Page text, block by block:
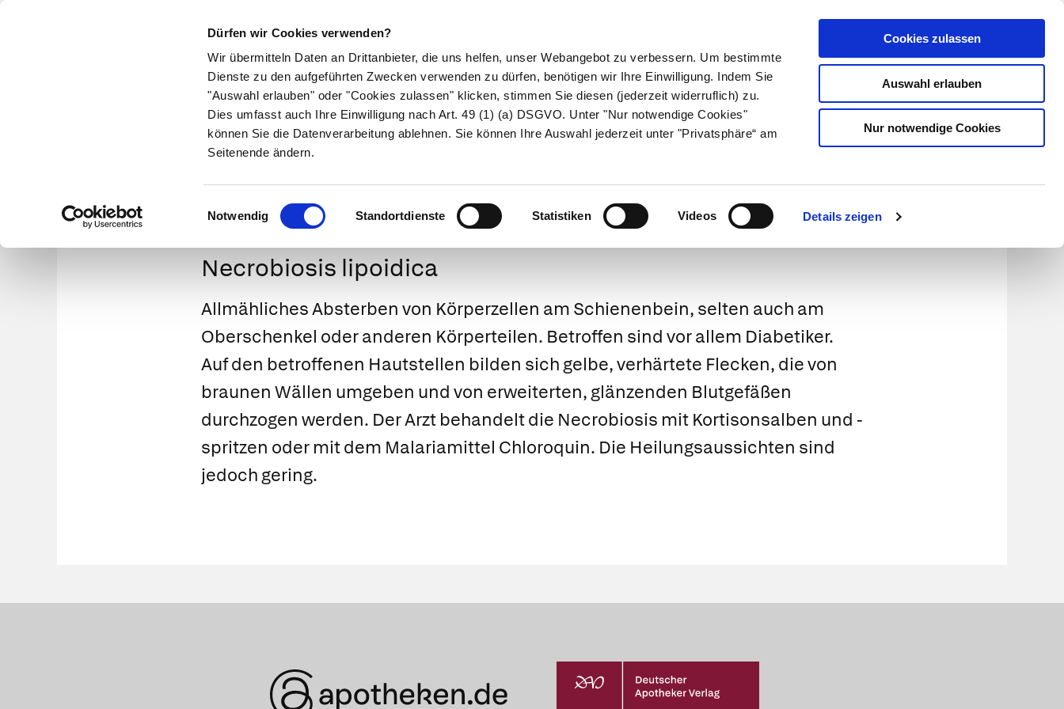
Dürfen wir Cookies verwenden?
Wir übermitteln Daten an Drittanbieter, die uns helfen, unser Webangebot zu verbessern. Um bestimmte
Dienste zu den aufgeführten Zwecken verwenden zu dürfen, benötigen wir Ihre Einwilligung. Indem Sie
"Auswahl erlauben" oder "Cookies zulassen" klicken, stimmen Sie diesen (jederzeit widerruflich) zu.
Dies umfasst auch Ihre Einwilligung nach Art. 49 (1) (a) DSGVO. Unter "Nur notwendige Cookies"
können Sie die Datenverarbeitung ablehnen. Sie können Ihre Auswahl jederzeit unter "Privatsphäre“ am
Seitenende ändern.
Einwilligungsauswahl
Notwendig Standortdienste Statistiken Videos Details zeigen
Cookies zulassen
Auswahl erlauben
Nur notwendige Cookies
Kundenlogin
Suche
Symptome Therapie Medikamente Naturheilkunde Eltern & Kind Gesund leben Über uns
Medizinlexikon
Necrobiosis lipoidica
Allmähliches Absterben von Körperzellen am Schienenbein, selten auch am
Oberschenkel oder anderen Körperteilen. Betroffen sind vor allem Diabetiker.
Auf den betroffenen Hautstellen bilden sich gelbe, verhärtete Flecken, die von
braunen Wällen umgeben und von erweiterten, glänzenden Blutgefäßen
durchzogen werden. Der Arzt behandelt die Necrobiosis mit Kortisonsalben und -
spritzen oder mit dem Malariamittel Chloroquin. Die Heilungsaussichten sind
jedoch gering.